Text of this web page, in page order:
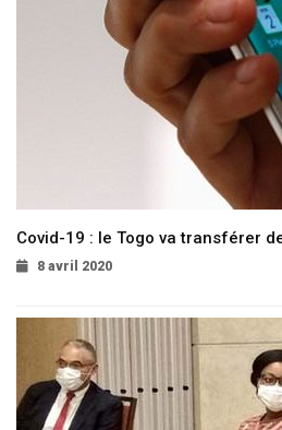
Covid-19 : le Togo va transférer
8 avril 2020